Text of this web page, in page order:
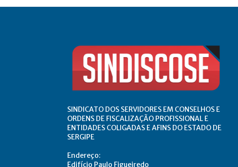
SINDICATO DOS SERVIDORES EM CONSELHOS E
ORDENS DE FISCALIZAÇÃO PROFISSIONAL E
ENTIDADES COLIGADAS E AFINS DO ESTADO DE
SERGIPE
Endereço:
Edifício Paulo Figueiredo